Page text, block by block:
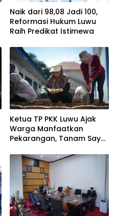
Naik dari 98,08 Jadi 100,
Reformasi Hukum Luwu
Raih Predikat Istimewa
Ketua TP PKK Luwu Ajak
Warga Manfaatkan
Pekarangan, Tanam Sayur